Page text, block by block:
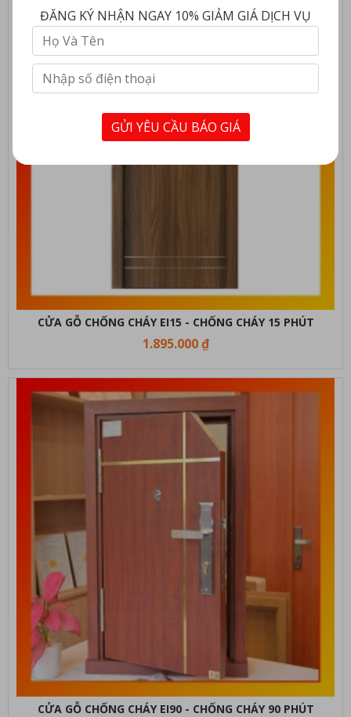
CỬA GỖ CHỐNG CHÁY EI15 - CHỐNG CHÁY 15 PHÚT
1.895.000 ₫
CỬA GỖ CHỐNG CHÁY EI90 - CHỐNG CHÁY 90 PHÚT
ĐĂNG KÝ NHẬN NGAY 10% GIẢM GIÁ DỊCH VỤ
GỬI YÊU CẦU BÁO GIÁ